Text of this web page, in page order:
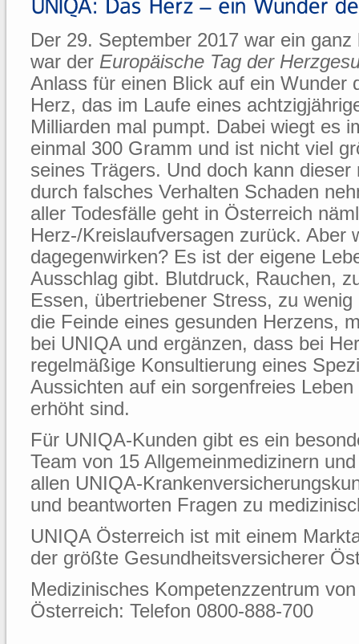
Der 29. September 2017 war ein ganz
war der Europäische Tag der
Anlass für einen Blick auf ein Wunder
Herz, das im Laufe eines
Milliarden mal pumpt. Dabei wiegt es
einmal 300 Gramm und ist nicht viel
seines Trägers. Und doch kann dieser
durch falsches Verhalten Schaden
aller Todesfälle geht in Österreich
Herz-/Kreislaufversagen zurück. Aber
dagegenwirken? Es ist der eigene
Ausschlag gibt. Blutdruck, Rauchen,
Essen, übertriebener Stress, zu
die Feinde eines gesunden Herzens,
bei UNIQA und ergänzen, dass bei
regelmäßige Konsultierung eines
Aussichten auf ein sorgenfreies
erhöht sind.
Für UNIQA-Kunden gibt es ein
Team von 15 Allgemeinmedizinern
allen UNIQA-
und beantworten Fragen zu
UNIQA Österreich ist mit einem
der größte Gesundheitsversicherer
Medizinisches Kompetenzzentrum
Österreich: Telefon 0800-888-700